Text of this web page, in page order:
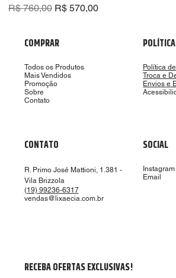
Preço normal
R$ 760,00 Preço promocional
R$ 570,00
COMPRAR
Todos os Produtos
Mais Vendidos
Promoção
Sobre
Contato
Política
Troca e
Envios e
CONTATO
R. Primo José Mattioni, 1.381 -
Vila Brizzola
(19) 99236-6317
vendas@lixaecia.com.br
SOCIAL
Instagram
Email
RECEBA OFERTAS EXCLUSIVAS!